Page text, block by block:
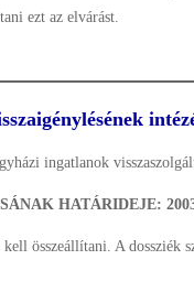
ezt az elvárást.
ingatlanok
HATÁRIDEJE:
összeállítani. A dossziék